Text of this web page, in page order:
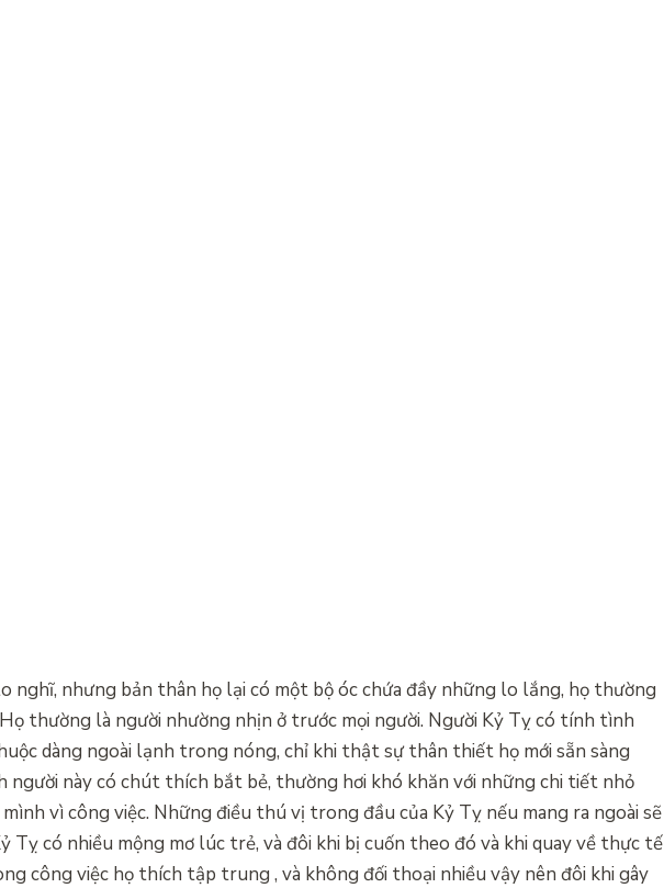
nghĩ, nhưng bản thân họ lại có một bộ óc chứa đầy những lo lắng, họ thường
thường là người nhường nhịn ở trước mọi người. Người Kỷ Tỵ có tính tình
dàng ngoài lạnh trong nóng, chỉ khi thật sự thân thiết họ mới sẵn sàng
này có chút thích bắt bẻ, thường hơi khó khăn với những chi tiết nhỏ
vì công việc. Những điều thú vị trong đầu của Kỷ Tỵ nếu mang ra ngoài sẽ
Tỵ có nhiều mộng mơ lúc trẻ, và đôi khi bị cuốn theo đó và khi quay về thực tế
công việc họ thích tập trung , và không đối thoại nhiều vậy nên đôi khi gây